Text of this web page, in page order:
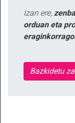
Izan ere,
orduan eta
Bazkidetu